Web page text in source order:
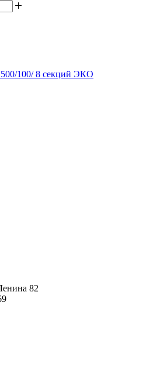
500/100/ 8 секций ЭКО
82